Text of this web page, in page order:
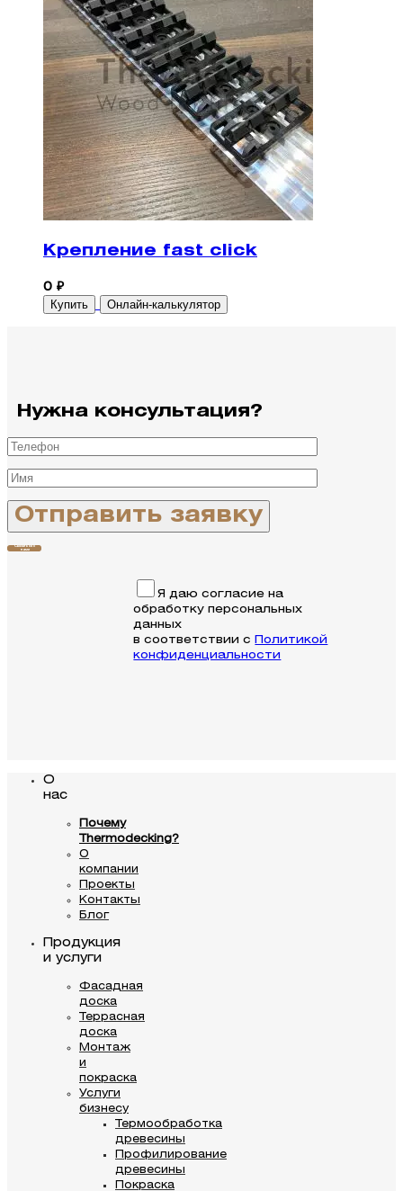
Крепление fast click
0 ₽
Купить Онлайн-калькулятор
Нужна консультация?
Связаться с
нами
Я даю согласие на
обработку персональных
данных
в соответствии с
Политикой
конфиденциальности
О
нас
Почему
Thermodecking?
О
компании
Проекты
Контакты
Блог
Продукция
и услуги
Фасадная
доска
Террасная
доска
Монтаж
и
покраска
Услуги
бизнесу
Термообработка
древесины
Профилирование
древесины
Покраска